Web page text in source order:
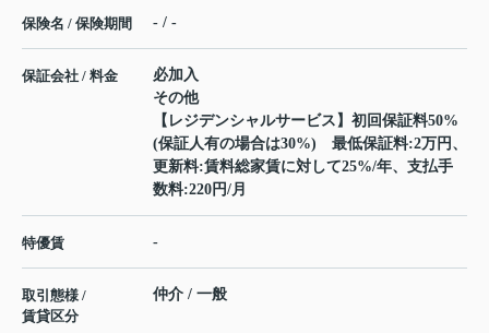
保険名 / 保険期間 - / -
保証会社 / 料金
必加入
その他
【レジデンシャルサービス】初回保証料50%
(保証人有の場合は30%) 最低保証料:2万円、
更新料:賃料総家賃に対して25%/年、支払手
数料:220円/月
特優賃 -
取引態様 /
賃貸区分
仲介 / 一般